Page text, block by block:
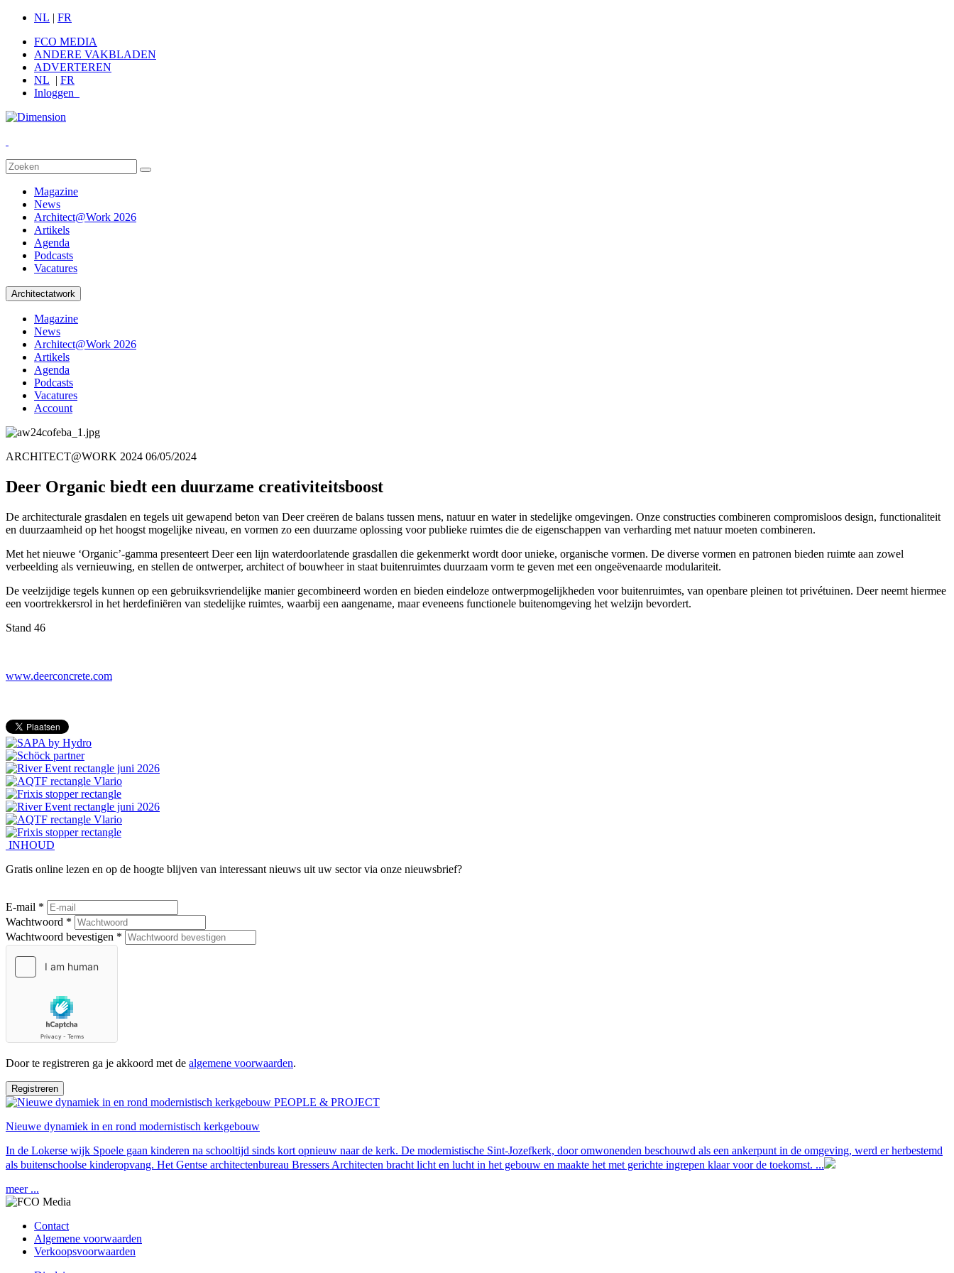
NL | FR
FCO MEDIA
ANDERE VAKBLADEN
ADVERTEREN
NL | FR
Inloggen
Magazine
News
Architect@Work 2026
Artikels
Agenda
Podcasts
Vacatures
Architectatwork
Magazine
News
Architect@Work 2026
Artikels
Agenda
Podcasts
Vacatures
Account
ARCHITECT@WORK 2024 06/05/2024
Deer Organic biedt een duurzame creativiteitsboost
De architecturale grasdalen en tegels uit gewapend beton van Deer creëren de balans tussen mens, natuur en water in stedelijke omgevingen. Onze constructies combineren compromisloos design, functionaliteit
en duurzaamheid op het hoogst mogelijke niveau, en vormen zo een duurzame oplossing voor publieke ruimtes die de eigenschappen van verharding met natuur moeten combineren.
Met het nieuwe ‘Organic’-gamma presenteert Deer een lijn waterdoorlatende grasdallen die gekenmerkt wordt door unieke, organische vormen. De diverse vormen en patronen bieden ruimte aan zowel
verbeelding als vernieuwing, en stellen de ontwerper, architect of bouwheer in staat buitenruimtes duurzaam vorm te geven met een ongeëvenaarde modulariteit.
De veelzijdige tegels kunnen op een gebruiksvriendelijke manier gecombineerd worden en bieden eindeloze ontwerpmogelijkheden voor buitenruimtes, van openbare pleinen tot privétuinen. Deer neemt hiermee
een voortrekkersrol in het herdefiniëren van stedelijke ruimtes, waarbij een aangename, maar eveneens functionele buitenomgeving het welzijn bevordert.
Stand 46
www.deerconcrete.com
INHOUD
Gratis online lezen en op de hoogte blijven van interessant nieuws uit uw sector via onze nieuwsbrief?
E-mail *
Wachtwoord *
Wachtwoord bevestigen *
Door te registreren ga je akkoord met de algemene voorwaarden.
Registreren
PEOPLE & PROJECT
Nieuwe dynamiek in en rond modernistisch kerkgebouw
In de Lokerse wijk Spoele gaan kinderen na schooltijd sinds kort opnieuw naar de kerk. De modernistische Sint-Jozefkerk, door omwonenden beschouwd als een ankerpunt in de omgeving, werd er herbestemd
als buitenschoolse kinderopvang. Het Gentse architectenbureau Bressers Architecten bracht licht en lucht in het gebouw en maakte het met gerichte ingrepen klaar voor de toekomst. ...
meer ...
Contact
Algemene voorwaarden
Verkoopsvoorwaarden